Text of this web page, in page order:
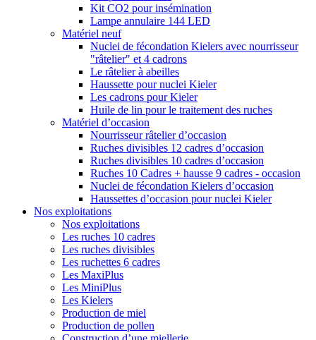
Kit CO2 pour insémination
Lampe annulaire 144 LED
Matériel neuf
Nuclei de fécondation Kielers avec nourrisseur
"râtelier" et 4 cadrons
Le râtelier à abeilles
Haussette pour nuclei Kieler
Les cadrons pour Kieler
Huile de lin pour le traitement des ruches
Matériel d’occasion
Nourrisseur râtelier d’occasion
Ruches divisibles 12 cadres d’occasion
Ruches divisibles 10 cadres d’occasion
Ruches 10 Cadres + hausse 9 cadres - occasion
Nuclei de fécondation Kielers d’occasion
Haussettes d’occasion pour nuclei Kieler
Nos exploitations
Nos exploitations
Les ruches 10 cadres
Les ruches divisibles
Les ruchettes 6 cadres
Les MaxiPlus
Les MiniPlus
Les Kielers
Production de miel
Production de pollen